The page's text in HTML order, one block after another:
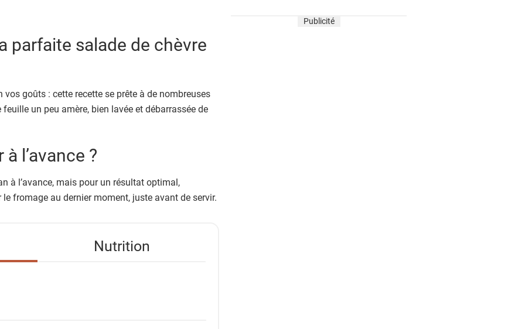
parfaite salade de chèvre
goûts : cette recette se prête à de nombreuses
un peu amère, bien lavée et débarrassée de
l’avance ?
à l’avance, mais pour un résultat optimal,
fromage au dernier moment, juste avant de servir.
Nutrition
Publicité